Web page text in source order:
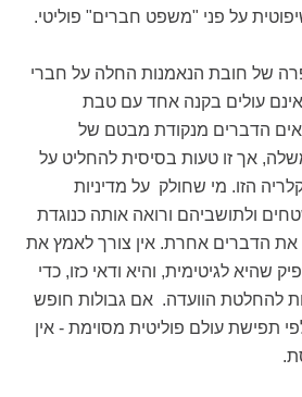
על פני "משפט חברים" פוליטי.
של חובת הנאמנות החלה על חברי
עולים בקנה אחד עם טבת
הדברים מנקודת מבטם של
אך זו טעות בסיסית להחליט על
הזו. מי שחולק על מדיניות
ולתושביהם ורואה אותה כנוגדת
הדברים אחרת. אין צורך לאמץ את
לגיטימית, והיא ודאי כזו, כדי
להחלטת הוועדה. אם גבולות חופש
תפישת עולם פוליטית מסוימת - אין